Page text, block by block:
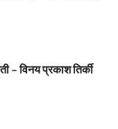
– विनय प्रकाश तिर्की